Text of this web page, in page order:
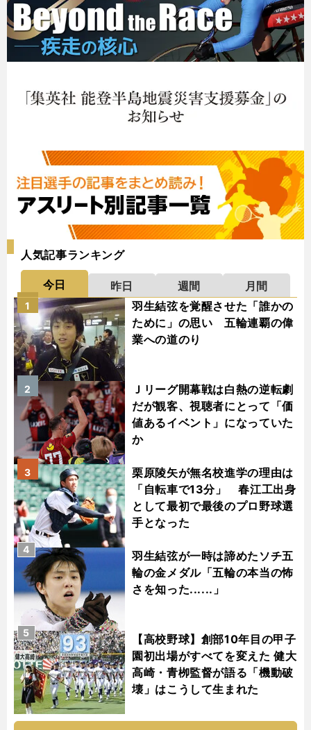
人気記事ランキング
今日 昨日 週間
月間
羽生結弦を覚醒させた「誰かの
ために」の思い 五輪連覇の偉
業への道のり
1
Ｊリーグ開幕戦は白熱の逆転劇
だが観客、視聴者にとって「価
値あるイベント」になっていた
か
2
栗原陵矢が無名校進学の理由は
「自転車で13分」 春江工出身
として最初で最後のプロ野球選
手となった
3
羽生結弦が一時は諦めたソチ五
輪の金メダル「五輪の本当の怖
さを知った......」
4
【高校野球】創部10年目の甲子
園初出場がすべてを変えた 健大
高崎・青栁監督が語る「機動破
壊」はこうして生まれた
5